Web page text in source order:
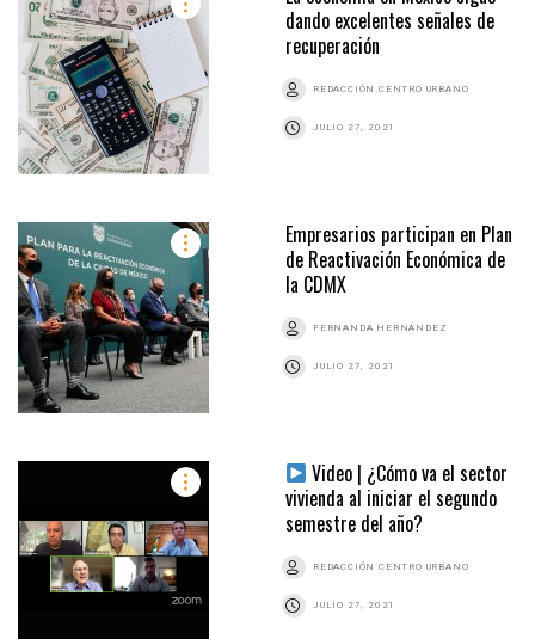
dando excelentes señales de
recuperación
REDACCIÓN CENTRO URBANO
JULIO 27, 2021
Empresarios participan en Plan
de Reactivación Económica de
la CDMX
FERNANDA HERNÁNDEZ
JULIO 27, 2021
Video | ¿Cómo va el sector
vivienda al iniciar el segundo
semestre del año?
REDACCIÓN CENTRO URBANO
JULIO 27, 2021